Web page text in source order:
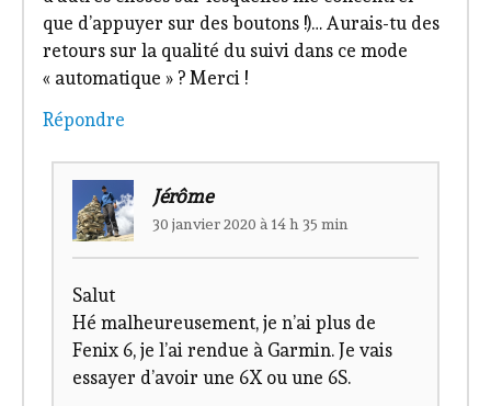
que d’appuyer sur des boutons !)… Aurais-tu des
retours sur la qualité du suivi dans ce mode
« automatique » ? Merci !
Répondre
Jérôme
30 janvier 2020 à 14 h 35 min
Salut
Hé malheureusement, je n’ai plus de
Fenix 6, je l’ai rendue à Garmin. Je vais
essayer d’avoir une 6X ou une 6S.